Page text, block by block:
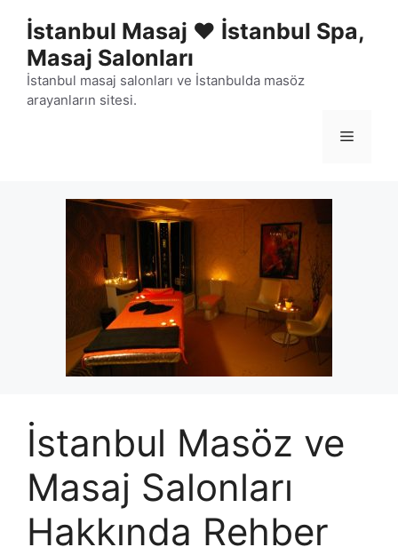
İstanbul Masaj ❤️ İstanbul Spa,
Masaj Salonları
İstanbul masaj salonları ve İstanbulda masöz
arayanların sitesi.
Menü
İstanbul Masöz ve
Masaj Salonları
Hakkında Rehber